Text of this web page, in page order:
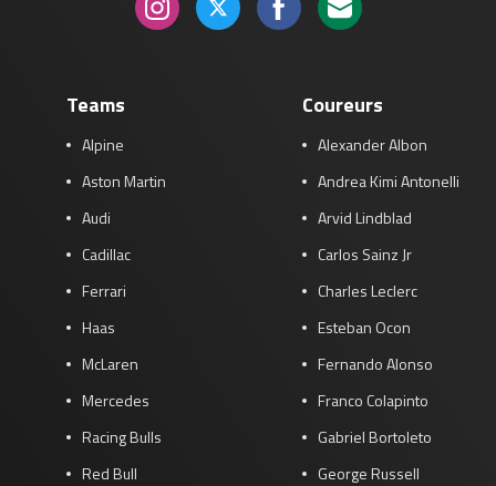
Teams
Alpine
Aston Martin
Audi
Cadillac
Ferrari
Haas
McLaren
Mercedes
Racing Bulls
Red Bull
Coureurs
Alexander Albon
Andrea Kimi Antonelli
Arvid Lindblad
Carlos Sainz Jr
Charles Leclerc
Esteban Ocon
Fernando Alonso
Franco Colapinto
Gabriel Bortoleto
George Russell